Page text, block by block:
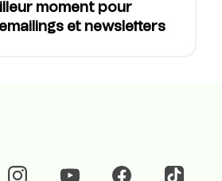
moment pour
et newsletters